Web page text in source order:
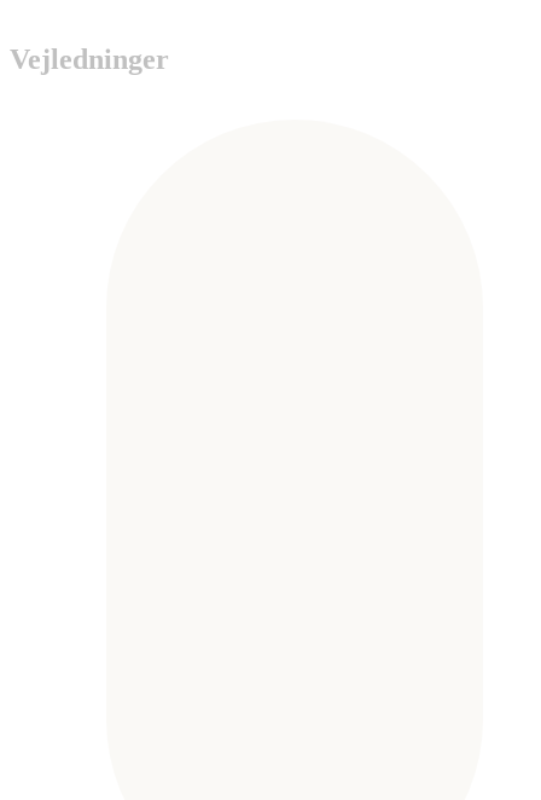
Vejledninger